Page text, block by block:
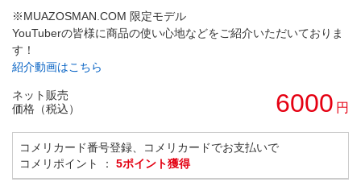
※MUAZOSMAN.COM 限定モデル
YouTuberの皆様に商品の使い心地などをご紹介いただいておりま
す！
紹介動画はこちら
ネット販売
価格（税込）
6000 円
コメリカード番号登録、コメリカードでお支払いで
コメリポイント ： 5ポイント獲得